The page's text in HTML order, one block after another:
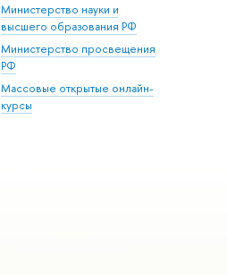
Министерство науки и
высшего образования РФ
Министерство просвещения
РФ
Массовые открытые онлайн-
курсы